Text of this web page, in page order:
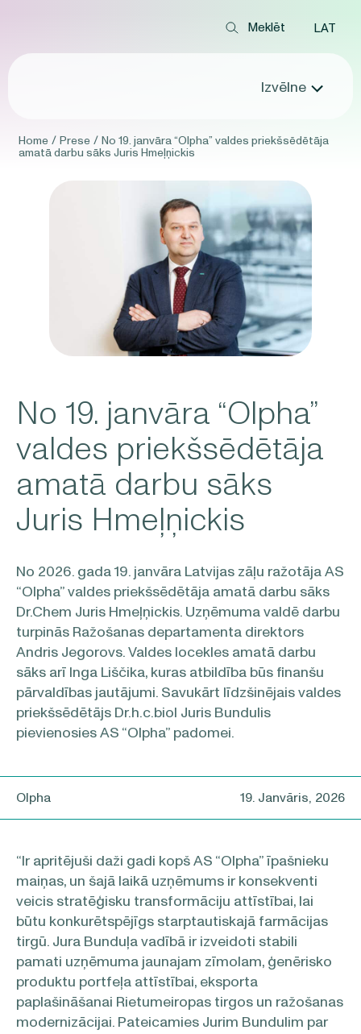
LAT
Izvēlne
Home / Prese / No 19. janvāra “Olpha” valdes priekšsēdētāja
amatā darbu sāks Juris Hmeļņickis
No 19. janvāra “Olpha”
valdes priekšsēdētāja
amatā darbu sāks
Juris Hmeļņickis
No 2026. gada 19. janvāra Latvijas zāļu ražotāja AS
“Olpha” valdes priekšsēdētāja amatā darbu sāks
Dr.Chem Juris Hmeļņickis. Uzņēmuma valdē darbu
turpinās Ražošanas departamenta direktors
Andris Jegorovs. Valdes locekles amatā darbu
sāks arī Inga Liščika, kuras atbildība būs finanšu
pārvaldības jautājumi. Savukārt līdzšinējais valdes
priekšsēdētājs Dr.h.c.biol Juris Bundulis
pievienosies AS “Olpha” padomei.
Olpha 19. Janvāris, 2026
“Ir apritējuši daži gadi kopš AS “Olpha” īpašnieku
maiņas, un šajā laikā uzņēmums ir konsekventi
veicis stratēģisku transformāciju attīstībai, lai
būtu konkurētspējīgs starptautiskajā farmācijas
tirgū. Jura Bunduļa vadībā ir izveidoti stabili
pamati uzņēmuma jaunajam zīmolam, ģenērisko
produktu portfeļa attīstībai, eksporta
paplašināšanai Rietumeiropas tirgos un ražošanas
modernizācijai. Pateicamies Jurim Bundulim par